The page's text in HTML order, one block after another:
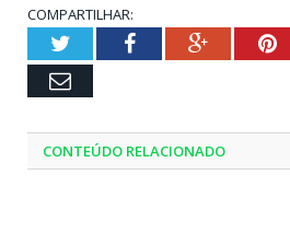
COMPARTILHAR:
TwitterFacebookGoogle+
Email
CONTEÚDO RELACIONADO